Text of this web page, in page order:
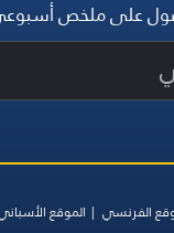
على ملخص
الفرنسي الموقع